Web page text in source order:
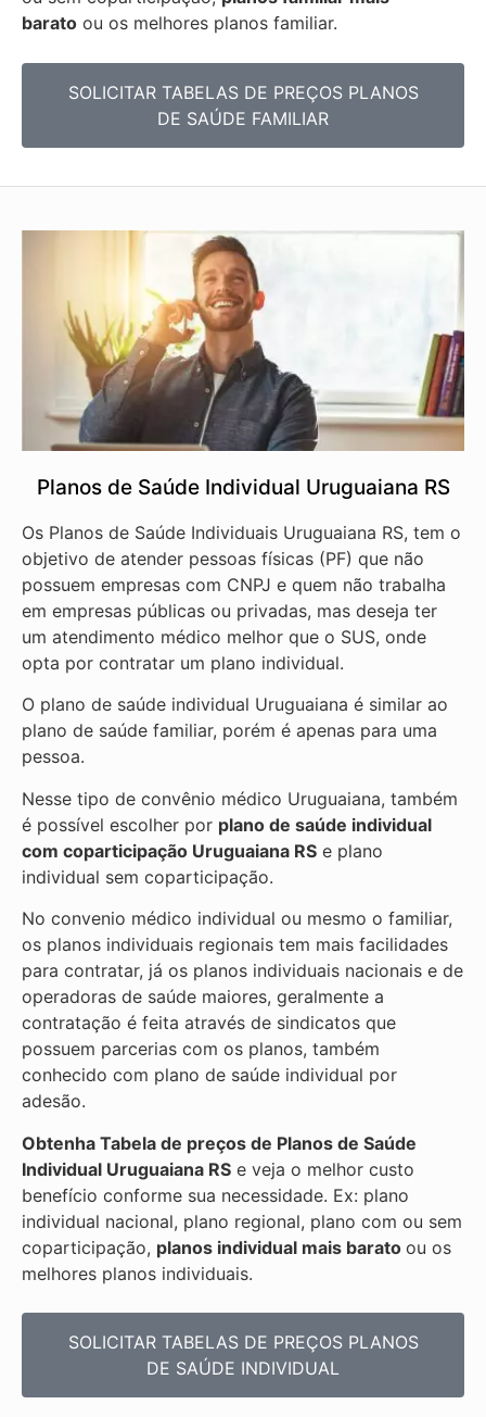
barato ou os melhores planos familiar.
SOLICITAR TABELAS DE PREÇOS PLANOS
DE SAÚDE FAMILIAR
Planos de Saúde Individual Uruguaiana RS
Os Planos de Saúde Individuais Uruguaiana RS, tem o
objetivo de atender pessoas físicas (PF) que não
possuem empresas com CNPJ e quem não trabalha
em empresas públicas ou privadas, mas deseja ter
um atendimento médico melhor que o SUS, onde
opta por contratar um plano individual.
O plano de saúde individual Uruguaiana é similar ao
plano de saúde familiar, porém é apenas para uma
pessoa.
Nesse tipo de convênio médico Uruguaiana, também
é possível escolher por plano de saúde individual
com coparticipação Uruguaiana RS e plano
individual sem coparticipação.
No convenio médico individual ou mesmo o familiar,
os planos individuais regionais tem mais facilidades
para contratar, já os planos individuais nacionais e de
operadoras de saúde maiores, geralmente a
contratação é feita através de sindicatos que
possuem parcerias com os planos, também
conhecido com plano de saúde individual por
adesão.
Obtenha Tabela de preços de Planos de Saúde
Individual Uruguaiana RS e veja o melhor custo
benefício conforme sua necessidade. Ex: plano
individual nacional, plano regional, plano com ou sem
coparticipação, planos individual mais barato ou os
melhores planos individuais.
SOLICITAR TABELAS DE PREÇOS PLANOS
DE SAÚDE INDIVIDUAL